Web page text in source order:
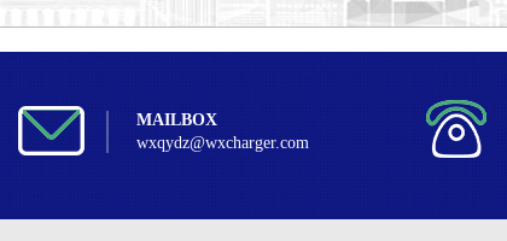
MAILBOX
wxqydz@wxcharger.com